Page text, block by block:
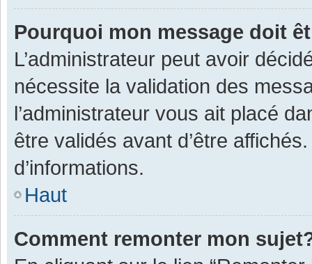
Pourquoi mon message doit
L’administrateur peut avoir
nécessite la validation des
l’administrateur vous ait placé
être validés avant d’être
d’informations.
Haut
Comment remonter mon